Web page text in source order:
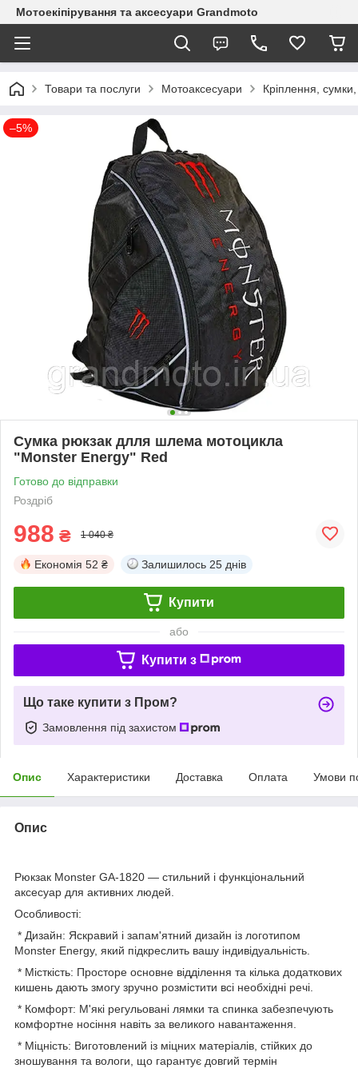
Мотоекіпірування та аксесуари Grandmoto
Товари та послуги Мотоаксесуари Кріплення,
–5%
Сумка рюкзак длля шлема мотоцикла
"Monster Energy" Red
Готово до відправки
Роздріб
988 ₴ 1 040 ₴
Економія 52 ₴ Залишилось 25 днів
Купити
або
Купити з
Що таке купити з Пром?
Замовлення під захистом
Опис Характеристики Доставка Оплата Умови
Опис
Рюкзак Monster GA-1820 — стильний і функціональний
аксесуар для активних людей.
Особливості:
* Дизайн: Яскравий і запам'ятний дизайн із логотипом
Monster Energy, який підкреслить вашу індивідуальність.
* Місткість: Просторе основне відділення та кілька додаткових
кишень дають змогу зручно розмістити всі необхідні речі.
* Комфорт: М'які регульовані лямки та спинка забезпечують
комфортне носіння навіть за великого навантаження.
* Міцність: Виготовлений із міцних матеріалів, стійких до
зношування та вологи, що гарантує довгий термін